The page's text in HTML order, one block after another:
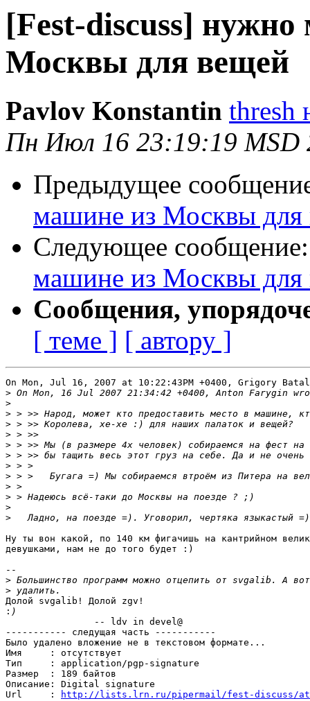
[Fest-discuss]
Москвы для вещей
Pavlov Konstantin thresh
Пн Июл 16 23:19:19 MSD
Предыдущее
машине из Москвы для
Следующее
машине из Москвы для
Сообщения,
[ теме ] [ автору ]
On Mon, Jul 16, 2007 at 10:22:43PM +0400, Grigory
>
>
>
>
>
>
>
>
>
>
>
>
>
Ну ты вон какой, по 140 км фигачишь на кантрийном
девушками, нам не до того будет :)
--
>
>
Долой svgalib! Долой zgv!
:
----------- следущая часть -----------
Было удалено вложение не в текстовом формате...
Имя     : отсутствует
Тип     : application/pgp-signature
Размер  : 189 байтов
Описание: Digital signature
Url     :
http://lists.lrn.ru/pipermail/fest-discuss/